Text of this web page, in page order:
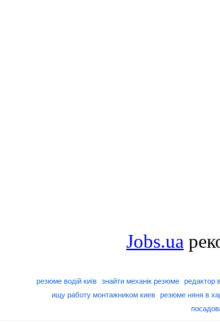
Jobs.ua
резюме водій київ знайти механік резюме
редактор
ищу работу монтажником киев
резюме няня в